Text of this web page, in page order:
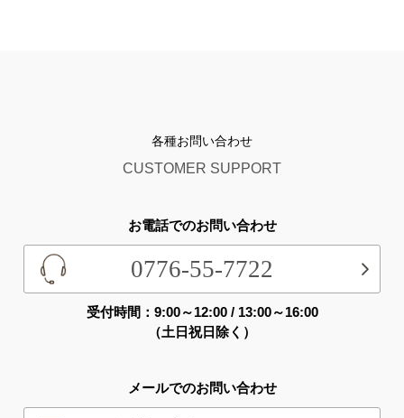
各種お問い合わせ
CUSTOMER SUPPORT
お電話でのお問い合わせ
0776-55-7722
受付時間：9:00～12:00 / 13:00～16:00
（土日祝日除く）
メールでのお問い合わせ